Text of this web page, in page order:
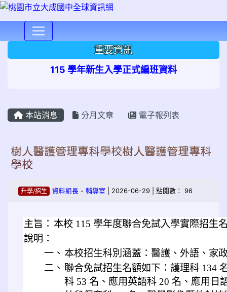
重要資訊
115 學年新生入學正式編班資料
本站消息 分月文章 電子報列表
樹人醫護管理專科學校樹人醫護管理專科
學校
升學/招生 資料組長- 輔導室 | 2026-06-29 | 點閱數： 96
主旨： 本校 115 學年度聯合免試入學實際招生
說明：
一、 本校招生科別涵蓋：醫護、外語、家
二、 聯合免試招生名額如下：護理科 134
科 53 名、應用英語科 20 名、應用日